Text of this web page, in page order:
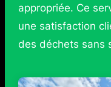
appropriée. Ce
une satisfaction
des déchets sans